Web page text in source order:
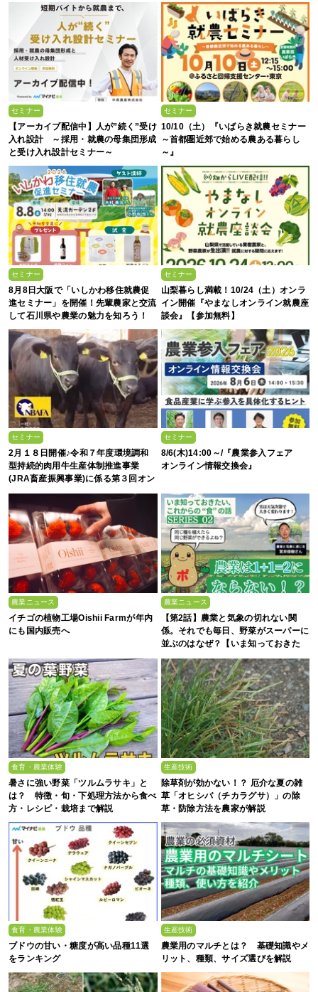
セミナー
【アーカイブ配信中】人が”続く”受け
入れ設計 ～採用・就農の母集団形成
と受け入れ設計セミナー～
セミナー
10/10（土）『いばらき就農セミナー
～首都圏近郊で始める農ある暮らし
～』
セミナー
8月8日大阪で「いしかわ移住就農促
進セミナー」を開催！先輩農家と交流
して石川県や農業の魅力を知ろう！
セミナー
山梨暮らし満載！10/24（土）オンラ
イン開催『やまなしオンライン就農座
談会』【参加無料】
セミナー
2月１８日開催♪令和７年度環境調和
型持続的肉用牛生産体制推進事業
(JRA畜産振興事業)に係る第３回オン
ライン情報交換会
セミナー
8/6(木)14:00～/『農業参入フェア
オンライン情報交換会』
農業ニュース
イチゴの植物工場Oishii Farmが年内
にも国内販売へ
農業ニュース
【第2話】農業と気象の切れない関
係。それでも毎日、野菜がスーパーに
並ぶのはなぜ？【いま知っておきた
い、これからの”食”の話】
食育・農業体験
暑さに強い野菜「ツルムラサキ」と
は？ 特徴・旬・下処理方法から食べ
方・レシピ・栽培まで解説
生産技術
除草剤が効かない！？ 厄介な夏の雑
草「オヒシバ（チカラグサ）」の除
草・防除方法を農家が解説
食育・農業体験
ブドウの甘い・糖度が高い品種11選
をランキング
生産技術
農業用のマルチとは？ 基礎知識やメ
リット、種類、サイズ選びを解説